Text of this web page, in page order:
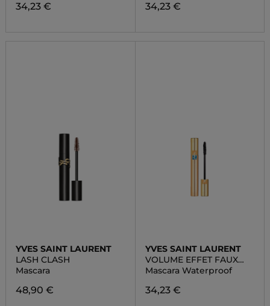
34,23 € 34,23 €
YVES SAINT LAURENT
LASH CLASH
Mascara
48,90 €
YVES SAINT LAURENT
VOLUME EFFET FAUX
CILS WATERPROOF
Mascara Waterproof
34,23 €